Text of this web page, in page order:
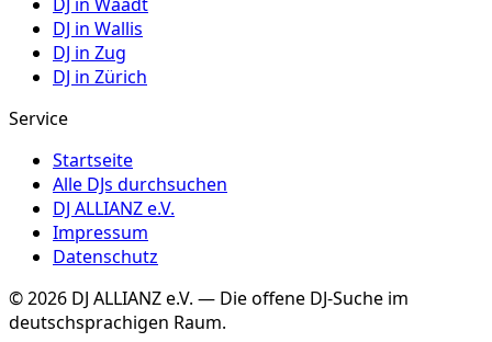
DJ in Wallis
DJ in Zug
DJ in Zürich
Service
Startseite
Alle DJs durchsuchen
DJ ALLIANZ e.V.
Impressum
Datenschutz
©2026 DJ ALLIANZ e.V. — Die offene DJ-Suche im
deutschsprachigen Raum.